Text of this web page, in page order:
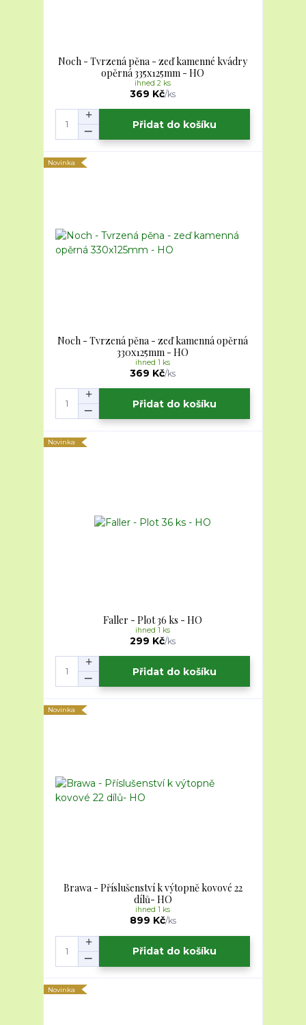
Noch - Tvrzená pěna - zeď kamenné kvádry
opěrná 335x125mm - HO
369 Kč/ks
ihned 2 ks
Přidat do košíku
Novinka
Noch - Tvrzená pěna - zeď kamenná opěrná
330x125mm - HO
369 Kč/ks
ihned 1 ks
Přidat do košíku
Novinka
Faller - Plot 36 ks - HO
299 Kč/ks
ihned 1 ks
Přidat do košíku
Novinka
Brawa - Příslušenství k výtopně kovové 22
dílů- HO
899 Kč/ks
ihned 1 ks
Přidat do košíku
Novinka